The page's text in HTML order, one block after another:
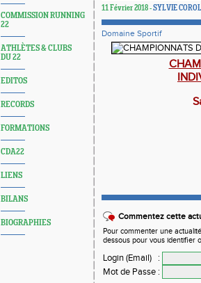
COMMISSION RUNNING
22
ATHLÈTES & CLUBS
DU 22
EDITOS
RECORDS
FORMATIONS
CDA22
LIENS
BILANS
BIOGRAPHIES
11 Février 2018 -SYLVIE
Domaine Sportif
Commentez cette
Pour commenter une
dessous pour vous identifier
Login (Email)
:
Mot de Passe :